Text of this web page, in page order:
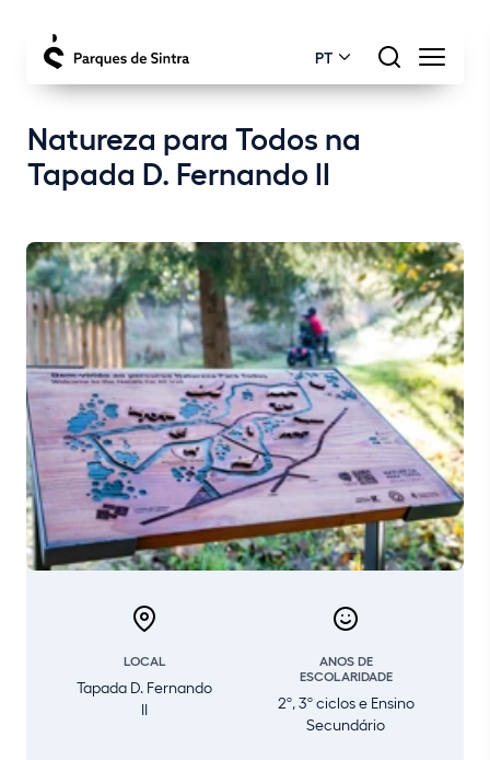
PT
Natureza para Todos na
Tapada D. Fernando II
LOCAL
Tapada D. Fernando
II
ANOS DE
ESCOLARIDADE
2º, 3º ciclos e Ensino
Secundário